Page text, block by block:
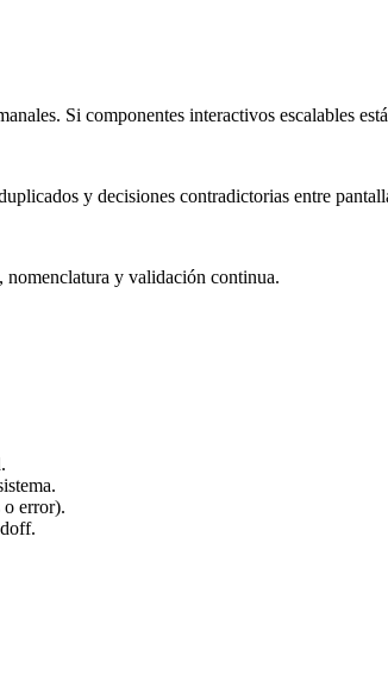
Si componentes interactivos escalables
y decisiones contradictorias entre
nomenclatura y validación continua.
o error).